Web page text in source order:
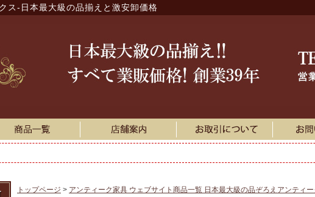
ス-日本最大級の品揃えと激安卸価格
トップページ
アンティーク家具 ウェブサイト商品一覧 日本最大級の品ぞろえアンティ